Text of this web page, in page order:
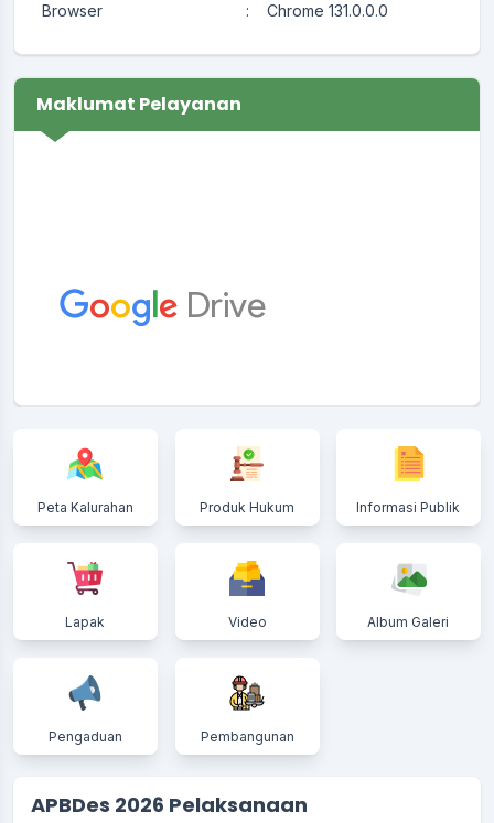
Browser
: Chrome 131.0.0.0
Maklumat Pelayanan
Peta Kalurahan Produk Hukum Informasi Publik
Lapak Video Album Galeri
Pengaduan Pembangunan
APBDes 2026 Pelaksanaan